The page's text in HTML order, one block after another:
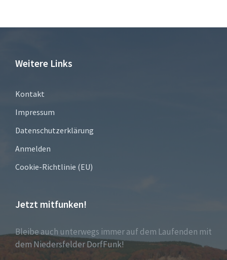
Weitere Links
Kontakt
Impressum
Datenschutzerklärung
Anmelden
Cookie-Richtlinie (EU)
Jetzt mitfunken!
Bleibe auch unterwegs immer auf dem Laufenden mit
dem Niedersfelder DorfFunk!